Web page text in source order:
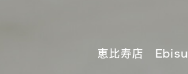
恵比寿店 Ebisu